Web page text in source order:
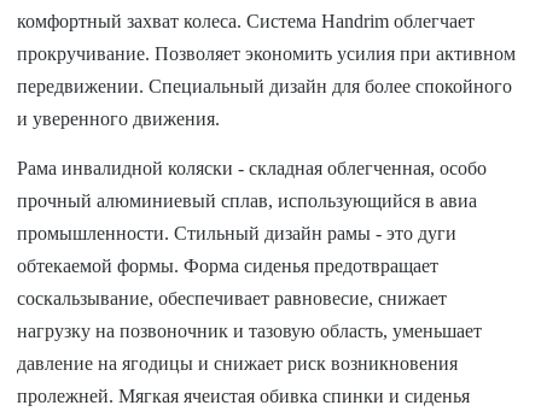
комфортный захват колеса. Система Handrim облегчает
прокручивание. Позволяет экономить усилия при активном
передвижении. Специальный дизайн для более спокойного
и уверенного движения.
Рама инвалидной коляски - складная облегченная, особо
прочный алюминиевый сплав, использующийся в авиа
промышленности. Стильный дизайн рамы - это дуги
обтекаемой формы. Форма сиденья предотвращает
соскальзывание, обеспечивает равновесие, снижает
нагрузку на позвоночник и тазовую область, уменьшает
давление на ягодицы и снижает риск возникновения
пролежней. Мягкая ячеистая обивка спинки и сиденья